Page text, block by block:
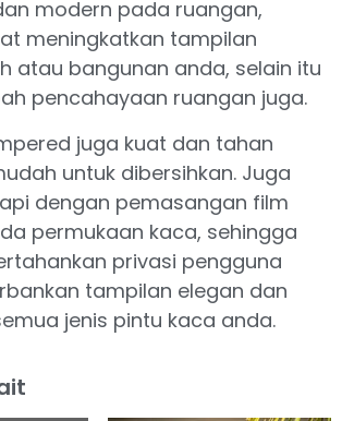
modern pada ruangan,
meningkatkan tampilan
atau bangunan anda, selain itu
pencahayaan ruangan juga.
juga kuat dan tahan
untuk dibersihkan. Juga
dengan pemasangan film
permukaan kaca, sehingga
privasi pengguna
tampilan elegan dan
jenis pintu kaca anda.